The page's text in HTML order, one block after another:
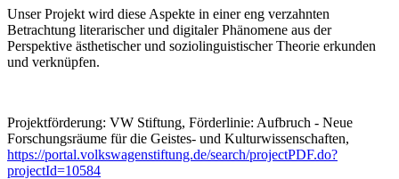
Unser Projekt wird diese Aspekte in einer eng verzahnten
Betrachtung literarischer und digitaler Phänomene aus der
Perspektive ästhetischer und soziolinguistischer Theorie erkunden
und verknüpfen.
Projektförderung: VW Stiftung, Förderlinie: Aufbruch - Neue
Forschungsräume für die Geistes- und Kulturwissenschaften,
https://portal.volkswagenstiftung.de/search/projectPDF.do?
projectId=10584